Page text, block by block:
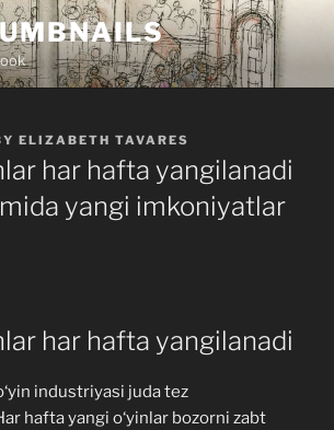
ELIZABETH TAVARES
har hafta yangilanadi
yangi imkoniyatlar
har hafta yangilanadi
industriyasi juda tez
hafta yangi o‘yinlar bozorni zabt